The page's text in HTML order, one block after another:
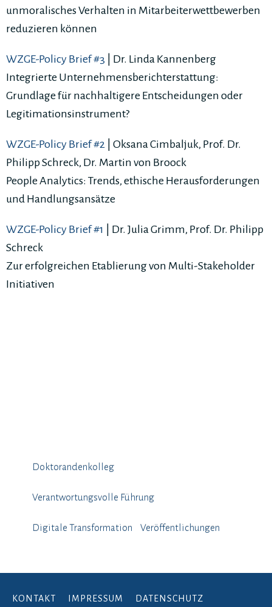
unmoralisches Verhalten in Mitarbeiterwettbewerben
reduzieren können
WZGE-Policy Brief #3 | Dr. Linda Kannenberg
Integrierte Unternehmensberichterstattung:
Grundlage für nachhaltigere Entscheidungen oder
Legitimationsinstrument?
WZGE-Policy Brief #2 | Oksana Cimbaljuk, Prof. Dr.
Philipp Schreck, Dr. Martin von Broock
People Analytics: Trends, ethische Herausforderungen
und Handlungsansätze
WZGE-Policy Brief #1 | Dr. Julia Grimm, Prof. Dr. Philipp
Schreck
Zur erfolgreichen Etablierung von Multi-Stakeholder
Initiativen
Doktorandenkolleg
Verantwortungsvolle Führung
Digitale Transformation Veröffentlichungen
KONTAKT IMPRESSUM DATENSCHUTZ